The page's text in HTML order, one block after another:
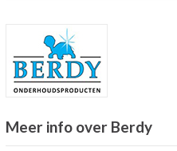
Meer info over Berdy